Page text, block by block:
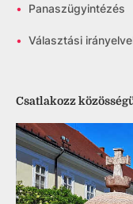
• Panaszügyintézés
• Választási
Csatlakozz